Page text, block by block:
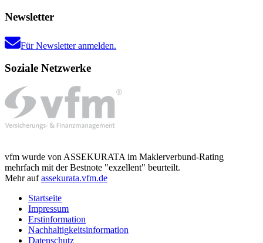
Newsletter
Für Newsletter anmelden.
Soziale Netzwerke
vfm wurde von ASSEKURATA im Maklerverbund-Rating
mehrfach mit der Bestnote "exzellent" beurteilt.
Mehr aufassekurata.vfm.de
Startseite
Impressum
Erstinformation
Nachhaltigkeitsinformation
Datenschutz